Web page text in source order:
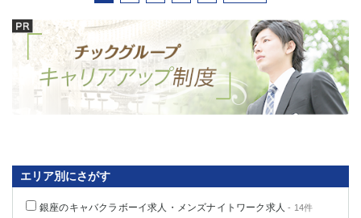
エリア別にさがす
銀座のキャバクラボーイ求人・メンズナイトワーク求人 - 14件